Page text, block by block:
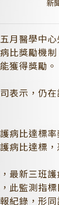
新
月醫學中
比獎勵機
獲得獎勵。
表示，仍
病比達標
病比達標
最新三班
此監測指
紀錄，形